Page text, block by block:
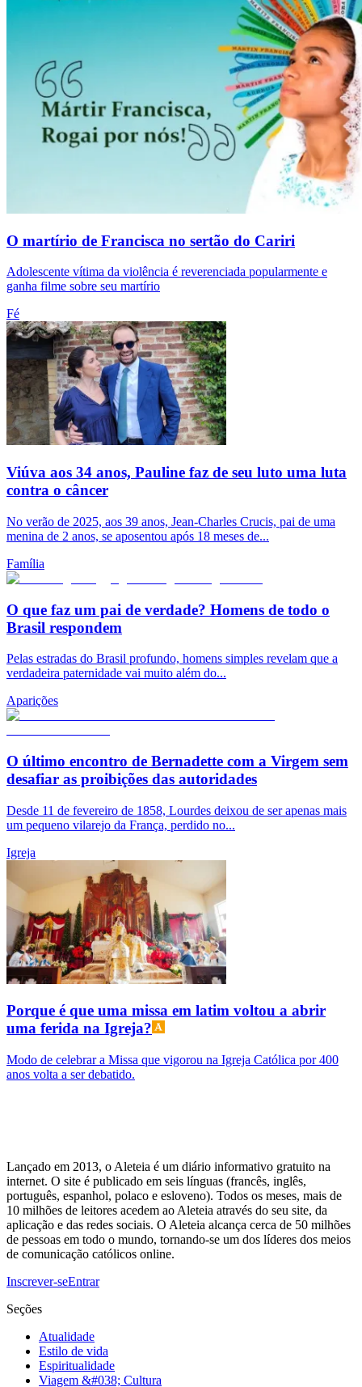
O martírio de Francisca no sertão do Cariri
Adolescente vítima da violência é reverenciada popularmente e
ganha filme sobre seu martírio
Fé
Viúva aos 34 anos, Pauline faz de seu luto uma luta
contra o câncer
No verão de 2025, aos 39 anos, Jean-Charles Crucis, pai de uma
menina de 2 anos, se aposentou após 18 meses de...
Família
O que faz um pai de verdade? Homens de todo o
Brasil respondem
Pelas estradas do Brasil profundo, homens simples revelam que a
verdadeira paternidade vai muito além do...
Aparições
O último encontro de Bernadette com a Virgem sem
desafiar as proibições das autoridades
Desde 11 de fevereiro de 1858, Lourdes deixou de ser apenas mais
um pequeno vilarejo da França, perdido no...
Igreja
Porque é que uma missa em latim voltou a abrir
uma ferida na Igreja?
Modo de celebrar a Missa que vigorou na Igreja Católica por 400
anos volta a ser debatido.
Lançado em 2013, o Aleteia é um diário informativo gratuito na
internet. O site é publicado em seis línguas (francês, inglês,
português, espanhol, polaco e esloveno). Todos os meses, mais de
10 milhões de leitores acedem ao Aleteia através do seu site, da
aplicação e das redes sociais. O Aleteia alcança cerca de 50 milhões
de pessoas em todo o mundo, tornando-se um dos líderes dos meios
de comunicação católicos online.
Inscrever-seEntrar
Seções
Atualidade
Estilo de vida
Espiritualidade
Viagem &#038; Cultura